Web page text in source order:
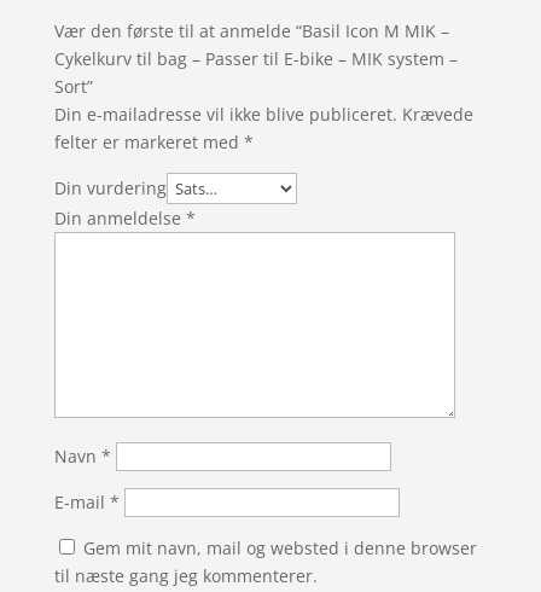
Vær den første til at anmelde “Basil Icon M MIK –
Cykelkurv til bag – Passer til E-bike – MIK system –
Sort”
Din e-mailadresse vil ikke blive publiceret. Krævede
felter er markeret med *
Din vurdering
Din anmeldelse *
Navn *
E-mail *
Gem mit navn, mail og websted i denne browser
til næste gang jeg kommenterer.